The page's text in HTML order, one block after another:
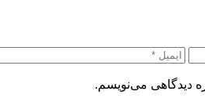
دیدگاهی می‌نویسم.